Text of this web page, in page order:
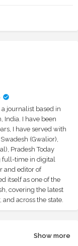
journalist based in
India. I have been
I have served with
(Gwalior),
Pradesh Today
full-time in digital
and editor of
itself as one of the
covering the latest
across the state.
Show more